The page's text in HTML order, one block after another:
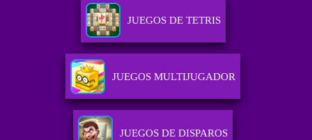
JUEGOS DE TETRIS
JUEGOS MULTIJUGADOR
JUEGOS DE DISPAROS